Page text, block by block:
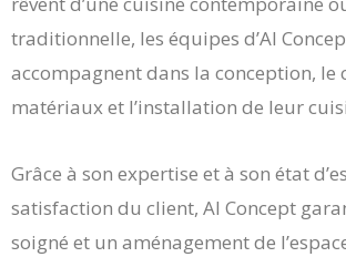
traditionnelle, les équipes d’AI
accompagnent dans la conception, le
matériaux et l’installation de leur
Grâce à son expertise et à son état
satisfaction du client, AI Concept
soigné et un aménagement de